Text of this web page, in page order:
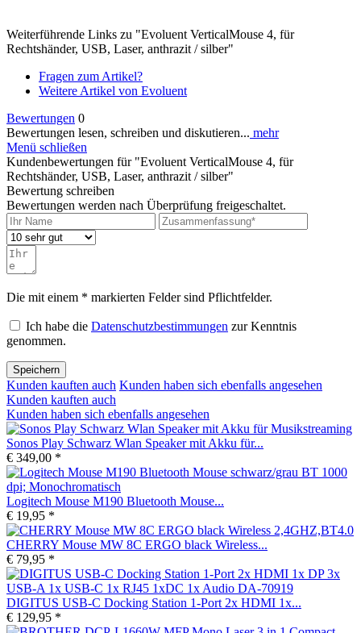
Weiterführende Links zu "Evoluent VerticalMouse 4, für
Rechtshänder, USB, Laser, anthrazit / silber"
Fragen zum Artikel?
Weitere Artikel von Evoluent
Bewertungen 0
Bewertungen lesen, schreiben und diskutieren... mehr
Menü schließen
Kundenbewertungen für "Evoluent VerticalMouse 4, für
Rechtshänder, USB, Laser, anthrazit / silber"
Bewertung schreiben
Bewertungen werden nach Überprüfung freigeschaltet.
Die mit einem * markierten Felder sind Pflichtfelder.
Ich habe die Datenschutzbestimmungen zur Kenntnis
genommen.
Speichern
Kunden kauften auch Kunden haben sich ebenfalls angesehen
Kunden kauften auch
Kunden haben sich ebenfalls angesehen
Sonos Play Schwarz Wlan Speaker mit Akku für...
€ 349,00 *
Logitech Mouse M190 Bluetooth Mouse...
€ 19,95 *
CHERRY Mouse MW 8C ERGO black Wireless...
€ 79,95 *
DIGITUS USB-C Docking Station 1-Port 2x HDMI 1x...
€ 129,95 *